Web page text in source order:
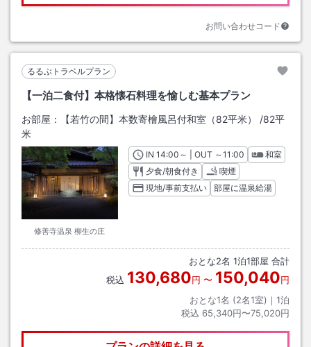
お問い合わせコード
るるぶトラベルプラン
【一泊二食付】本格懐石料理を愉しむ基本プラン
お部屋： 【若竹の間】本数寄檜風呂付和室（82平米） /82平
米
修善寺温泉 柳生の庄
INチェックイン
14:00 ～ | OUT チェックアウト
～11:00
和室
夕食/朝食付き
喫煙
現地/事前支払い
部屋に温泉給湯
おとな2名 1泊1部屋 合計
税込 130,680円 〜 150,040円
おとな1名 (2名1室)｜ 1泊
税込 65,340円〜75,020円